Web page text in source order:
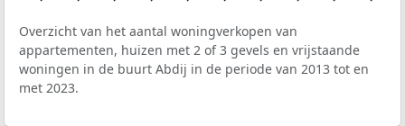
Overzicht van het aantal woningverkopen van
appartementen, huizen met 2 of 3 gevels en vrijstaande
woningen in de buurt Abdij in de periode van 2013 tot en
met 2023.